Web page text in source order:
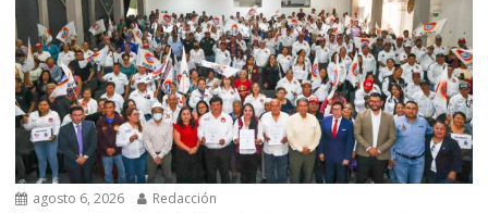
agosto 6, 2026 Redacción